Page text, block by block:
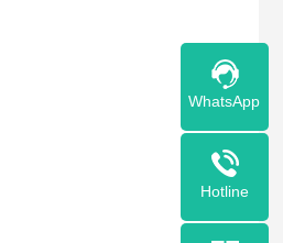
WhatsApp
Hotline